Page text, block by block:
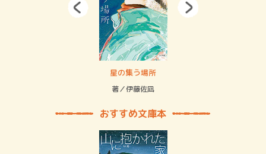
星の集う場所
著／伊藤佐凪
おすすめ文庫本